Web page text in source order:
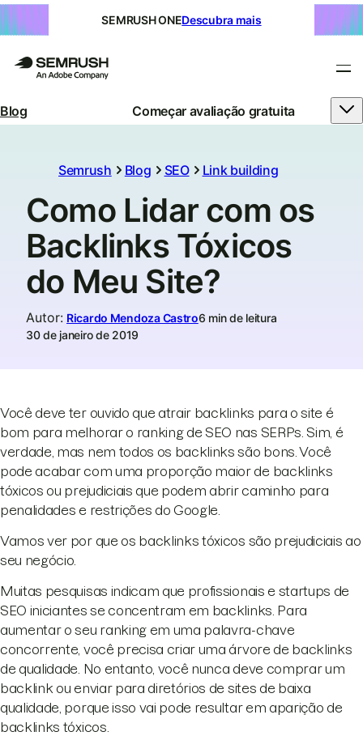
SEMRUSH ONEDescubra mais
Blog Começar avaliação gratuita
Semrush Blog SEO Link building
Como Lidar com os
Backlinks Tóxicos
do Meu Site?
Autor: Ricardo Mendoza Castro6 min de leitura
30 de janeiro de 2019
Você deve ter ouvido que atrair backlinks para o site é
bom para melhorar o ranking de SEO nas SERPs. Sim, é
verdade, mas nem todos os backlinks são bons. Você
pode acabar com uma proporção maior de backlinks
tóxicos ou prejudiciais que podem abrir caminho para
penalidades e restrições do Google.
Vamos ver por que os backlinks tóxicos são prejudiciais ao
seu negócio.
Muitas pesquisas indicam que profissionais e startups de
SEO iniciantes se concentram em backlinks. Para
aumentar o seu ranking em uma palavra-chave
concorrente, você precisa criar uma árvore de backlinks
de qualidade. No entanto, você nunca deve comprar um
backlink ou enviar para diretórios de sites de baixa
qualidade, porque isso vai pode resultar em aparição de
backlinks tóxicos.